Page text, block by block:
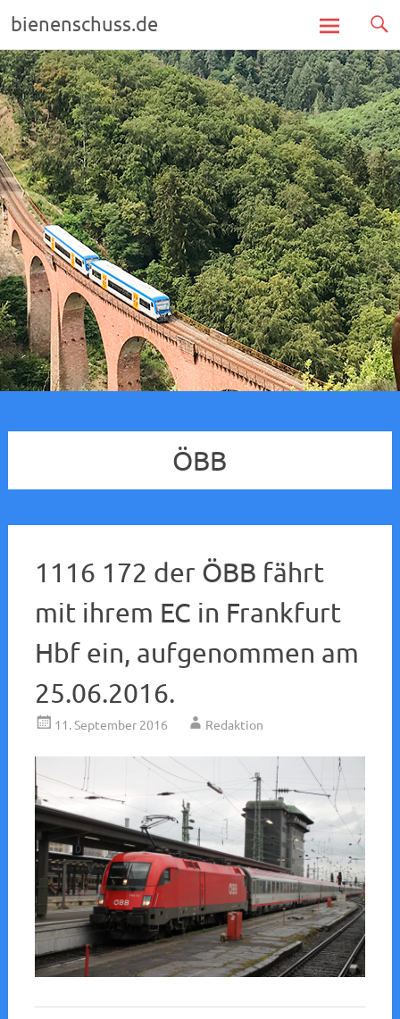
bienenschuss.de
Zum
Inhalt
springen
ÖBB
1116 172 der ÖBB fährt
mit ihrem EC in Frankfurt
Hbf ein, aufgenommen am
25.06.2016.
11. September 2016 Redaktion